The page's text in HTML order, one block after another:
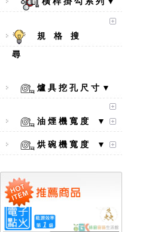
規 格 搜
尋
爐 具 挖 孔 尺 寸 ▼
油 煙 機 寬 度 ▼
烘 碗 機 寬 度 ▼
口爐